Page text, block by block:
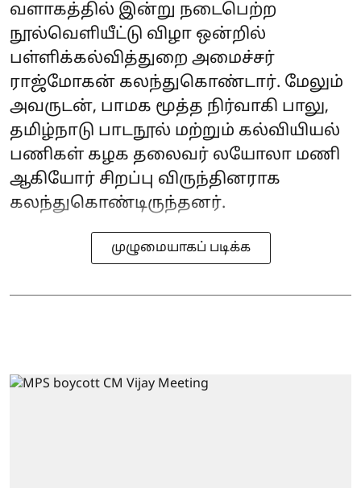
வளாகத்தில் இன்று நடைபெற்ற
நூல்வெளியீட்டு விழா ஒன்றில்
பள்ளிக்கல்வித்துறை அமைச்சர்
ராஜ்மோகன் கலந்துகொண்டார். மேலும்
அவருடன், பாமக மூத்த நிர்வாகி பாலு,
தமிழ்நாடு பாடநூல் மற்றும் கல்வியியல்
பணிகள் கழக தலைவர் லயோலா மணி
ஆகியோர் சிறப்பு விருந்தினராக
கலந்துகொண்டிருந்தனர்.
முழுமையாகப் படிக்க